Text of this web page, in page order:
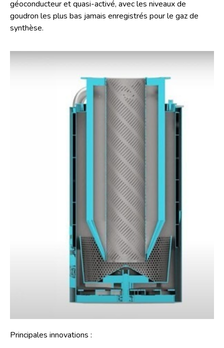
géoconducteur et quasi-activé, avec les niveaux de
goudron les plus bas jamais enregistrés pour le gaz de
synthèse.
Principales innovations :